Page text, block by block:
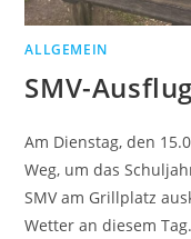
ALLGEMEIN
SMV-Ausflug
Am Dienstag, den
Weg, um das
SMV am Grillplatz
Wetter an diesem